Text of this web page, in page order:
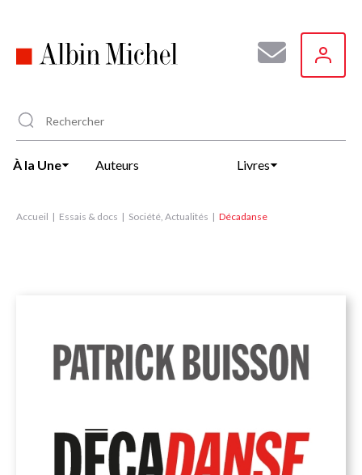
principal
À la Une Auteurs Livres
Accueil Essais & docs Société, Actualités Décadanse